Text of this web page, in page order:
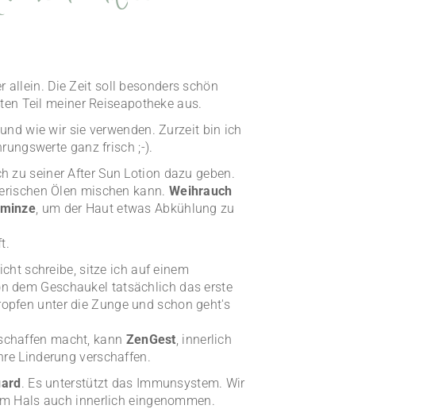
allein. Die Zeit soll besonders schön
Teil meiner Reiseapotheke aus.
wie wir sie verwenden. Zurzeit bin ich
ganz frisch ;-).
zu seiner After Sun Lotion dazu geben.
Ölen mischen kann. Weihrauch
, um der Haut etwas Abkühlung zu
schreibe, sitze ich auf einem
dem Geschaukel tatsächlich das erste
unter die Zunge und schon geht's
macht, kann ZenGest, innerlich
Linderung verschaffen.
. Es unterstützt das Immunsystem. Wir
Hals auch innerlich eingenommen.